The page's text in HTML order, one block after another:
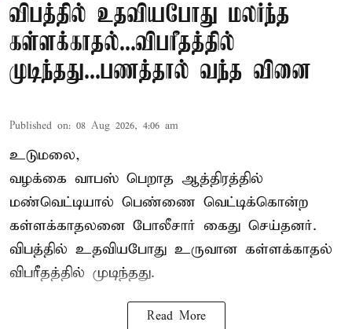
விபத்தில் உதவியபோது மலர்ந்த
கள்ளக்காதல்...விபரீதத்தில்
முடிந்தது...பணத்தால் வந்த வினை
Published on: 08 Aug 2026, 4:06 am
உடுமலை,
வழக்கை வாபஸ் பெறாத ஆத்திரத்தில்
மண்வெட்டியால் பெண்ணை வெட்டிக்கொன்ற
கள்ளக்காதலனை போலீசார் கைது செய்தனர்.
விபத்தில் உதவியபோது உருவான கள்ளக்காதல்
விபரீதத்தில் முடிந்தது.
Read More